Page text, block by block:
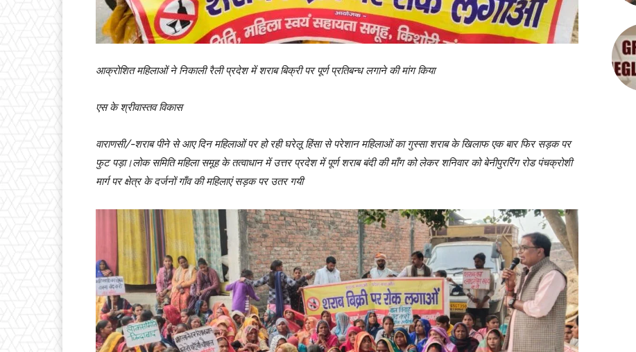
आक्रोशित महिलाओं ने निकाली रैली प्रदेश में शराब बिक्री पर पूर्ण प्रतिबन्ध लगाने की मांग किया
एस के श्रीवास्तव विकास
वाराणसी/-शराब पीने से आए दिन महिलाओं पर हो रही घरेलू हिंसा से परेशान महिलाओं का गुस्सा शराब के खिलाफ एक बार फिर सड़क पर
फुट पड़ा।लोक समिति महिला समूह के तत्वाधान में उत्तर प्रदेश में पूर्ण शराब बंदी की माँग को लेकर शनिवार को बेनीपुररिंग रोड पंचक्रोशी
मार्ग पर क्षेत्र के दर्जनों गाँव की महिलाएं सड़क पर उतर गयी